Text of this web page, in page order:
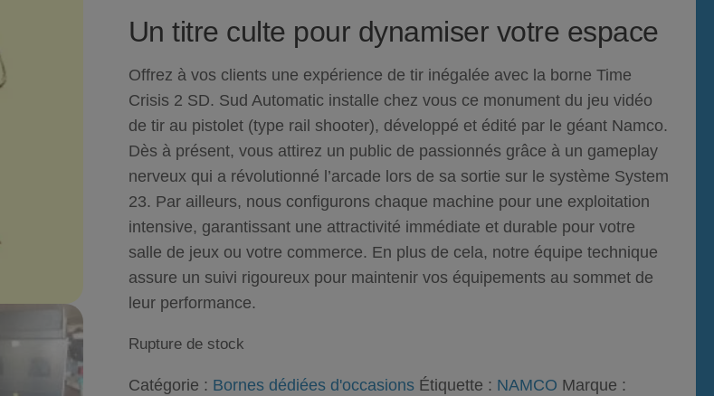
Un titre culte pour dynamiser votre espace
Offrez à vos clients une expérience de tir inégalée avec la borne Time
Crisis 2 SD. Sud Automaticinstalle chez vous ce monument du jeu vidéo
de tir au pistolet (type rail shooter), développé et édité par le géant Namco.
Dès à présent, vous attirez un public de passionnés grâce à un gameplay
nerveux qui a révolutionné l’arcade lors de sa sortie sur le système System
23. Par ailleurs, nous configurons chaque machine pour une exploitation
intensive, garantissant une attractivité immédiate et durable pour votre
salle de jeux ou votre commerce. En plus de cela, notre équipe technique
assure un suivi rigoureux pour maintenir vos équipements au sommet de
leur performance.
Rupture de stock
Catégorie : Bornes dédiées d'occasions Étiquette : NAMCO Marque :